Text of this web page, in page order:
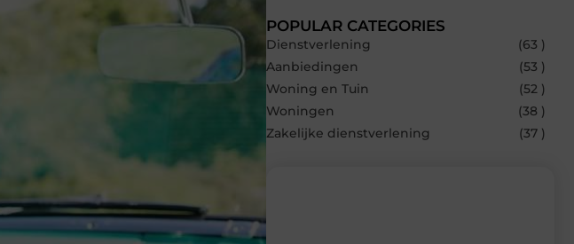
POPULAR CATEGORIES
Dienstverlening
(63 )
Aanbiedingen
(53 )
Woning en Tuin
(52 )
Woningen
(38 )
Zakelijke dienstverlening
(37 )